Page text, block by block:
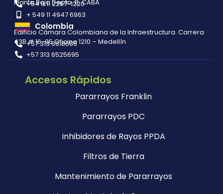
Planta Baja Depto. B. CABA
+54 9 11 2267-1220
+ 549 11 4947 6963
Colombia
Edificio Cámara Colombiana de la Infraestructura. Carrera
43B # 16-95 Oficina 1210 – Medellín
+57 313 6618686
+57 313 6525695
Accesos Rápidos
Pararrayos Franklin
Pararrayos PDC
Inhibidores de Rayos PPDA
Filtros de Tierra
Mantenimiento de Pararrayos